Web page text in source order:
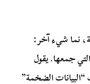
نما شيء آخر:
جمعها. يقول
الضخمة”